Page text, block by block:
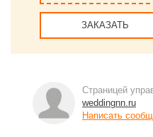
ЗАКАЗАТЬ
Страницей
weddingnn.ru
Написать